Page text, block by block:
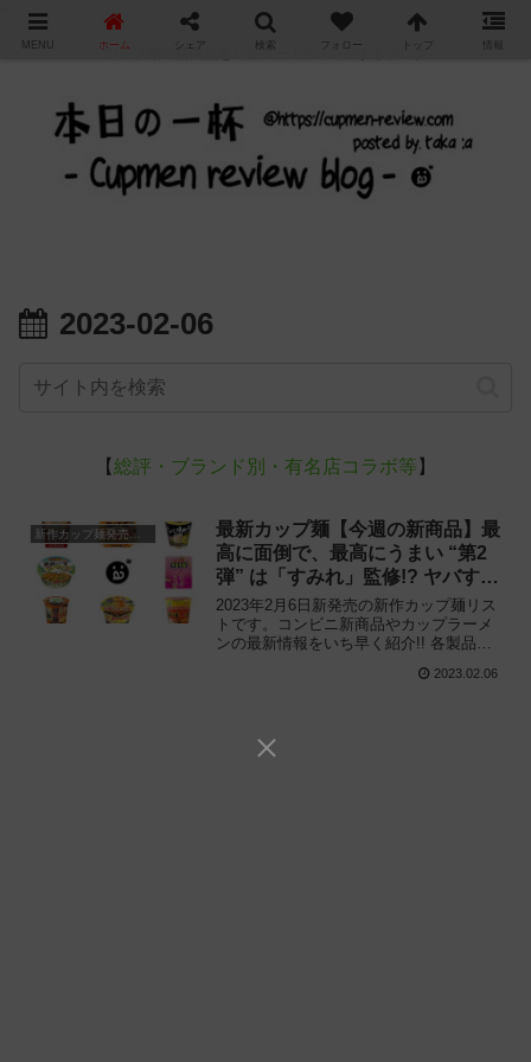
カップ麺の新商品をレビュー / アレンジするブログ
2023-02-06
【総評・ブランド別・有名店コラボ等 】
新作カップ麺発売予定
最新カップ麺【今週の新商品】最
高に面倒で、最高にうまい “第2
弾” は「すみれ」監修!? ヤバすぎ
怒涛の新作ラッシュ!!
2023年2月6日新発売の新作カップ麺リス
トです。コンビニ新商品やカップラーメ
ンの最新情報をいち早く紹介!! 各製品の
の新作情報もありますので、カップ麺の
2023.02.06
MENU ホーム シェア 検索 フォロー トップ 情報